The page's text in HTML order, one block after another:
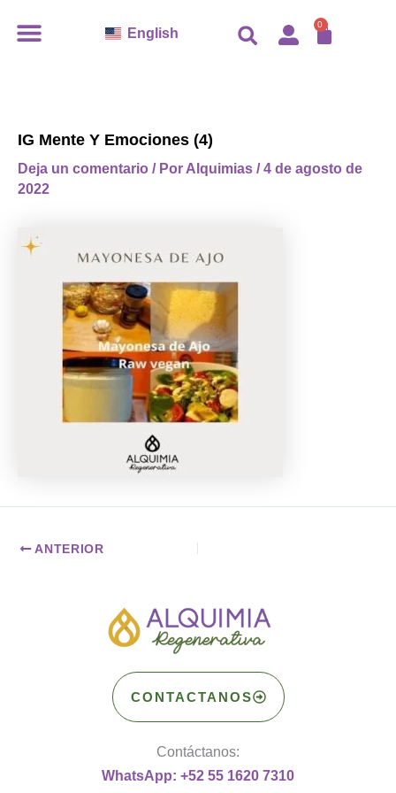
English 0
IG Mente Y Emociones (4)
Deja un comentario / Por Alquimias /4 de agosto de
2022
ANTERIOR
CONTACTANOS
Contáctanos:
WhatsApp: +52 55 1620 7310